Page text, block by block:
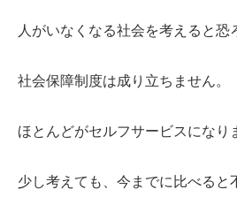
人がいなくなる社会を考えると恐
社会保障制度は成り立ちません。
ほとんどがセルフサービスになり
少し考えても、今までに比べると